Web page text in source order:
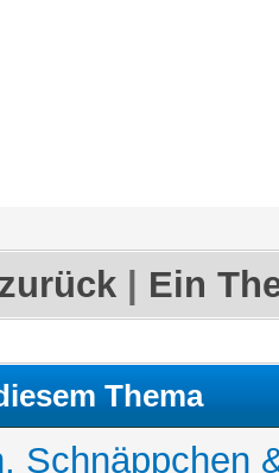
Ein
Thema
Schnäppchen